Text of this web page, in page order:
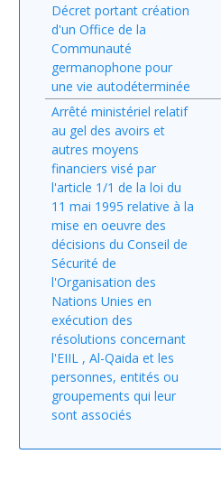
Décret portant création
d'un Office de la
Communauté
germanophone pour
une vie autodéterminée
Arrêté ministériel relatif
au gel des avoirs et
autres moyens
financiers visé par
l'article 1/1 de la loi du
11 mai 1995 relative à la
mise en oeuvre des
décisions du Conseil de
Sécurité de
l'Organisation des
Nations Unies en
exécution des
résolutions concernant
l'EIIL , Al-Qaida et les
personnes, entités ou
groupements qui leur
sont associés